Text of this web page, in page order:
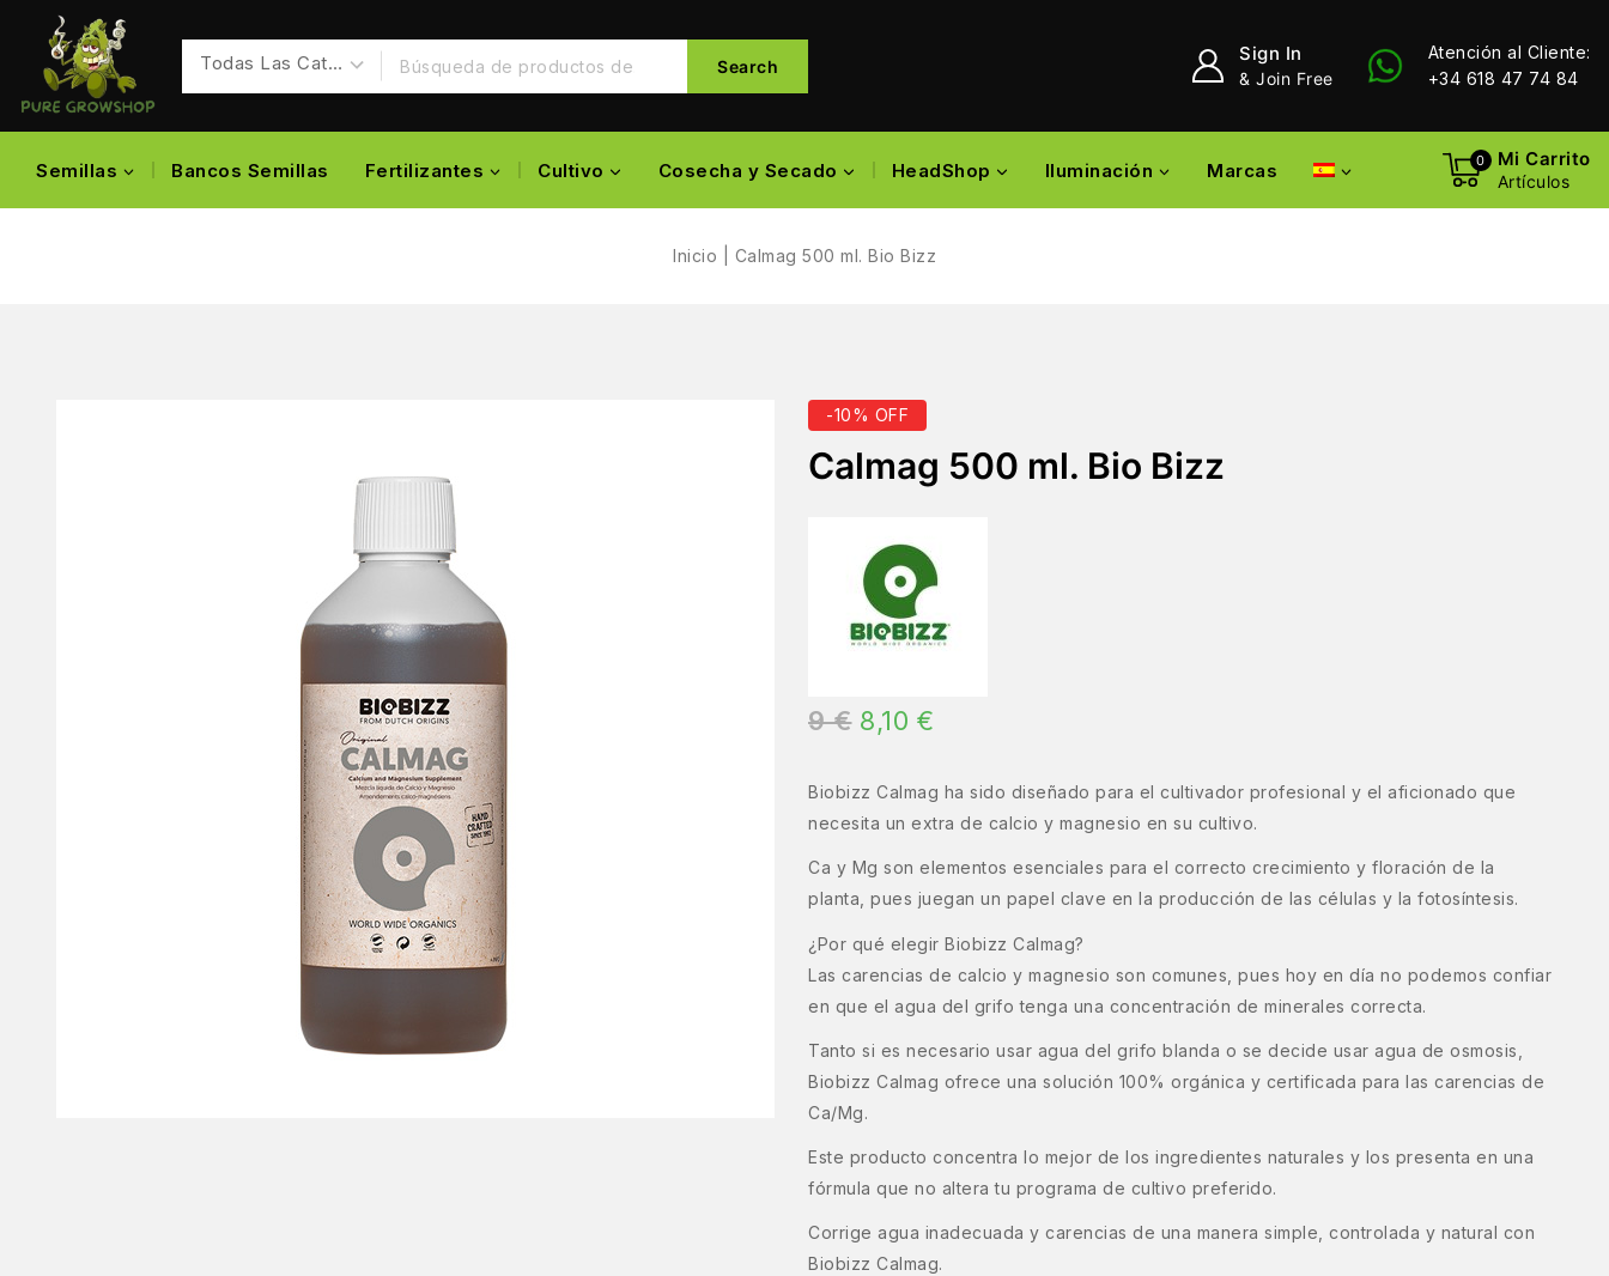
Search
Sign In
& Join Free
Atención al Cliente:
+34 618 47 74 84
Semillas Bancos Semillas Fertilizantes Cultivo Cosecha y Secado HeadShop Iluminación Marcas 0 Mi Carrito
Artículos
Inicio Calmag 500 ml. Bio Bizz
-10% OFF
Calmag 500 ml. Bio Bizz
9€ 8,10 €
Biobizz Calmag ha sido diseñado para el cultivador profesional y el aficionado que
necesita un extra de calcio y magnesio en su cultivo.
Ca y Mg son elementos esenciales para el correcto crecimiento y floración de la
planta, pues juegan un papel clave en la producción de las células y la fotosíntesis.
¿Por qué elegir Biobizz Calmag?
Las carencias de calcio y magnesio son comunes, pues hoy en día no podemos confiar
en que el agua del grifo tenga una concentración de minerales correcta.
Tanto si es necesario usar agua del grifo blanda o se decide usar agua de osmosis,
Biobizz Calmag ofrece una solución 100% orgánica y certificada para las carencias de
Ca/Mg.
Este producto concentra lo mejor de los ingredientes naturales y los presenta en una
fórmula que no altera tu programa de cultivo preferido.
Corrige agua inadecuada y carencias de una manera simple, controlada y natural con
Biobizz Calmag.